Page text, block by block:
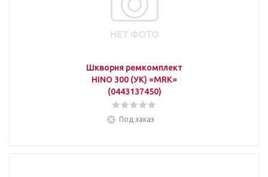
Шкворня ремкомплект
HINO 300 (УК) =MRK=
(0443137450)
Под заказ